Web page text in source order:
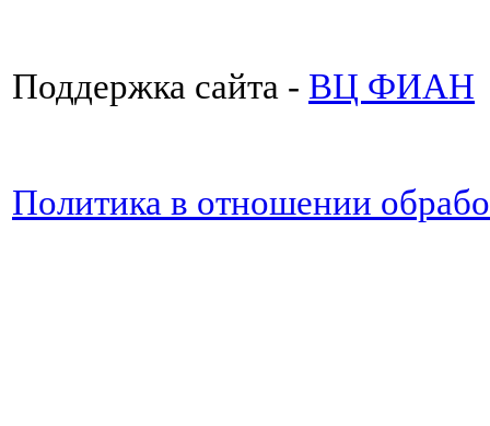
Поддержка сайта - ВЦ ФИАН
Политика в отношении